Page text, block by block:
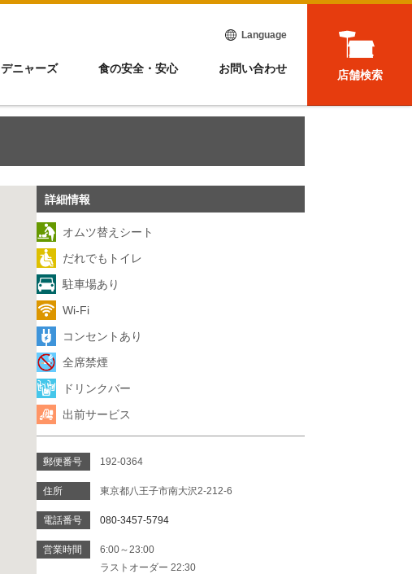
デニャーズ 食の安全・安心 お問い合わせ
Language
店舗検索
詳細情報
オムツ替えシート
だれでもトイレ
駐車場あり
Wi-Fi
コンセントあり
全席禁煙
ドリンクバー
出前サービス
郵便番号 192-0364
住所 東京都八王子市南大沢2-212-6
電話番号 080-3457-5794
営業時間
6:00～23:00
ラストオーダー 22:30